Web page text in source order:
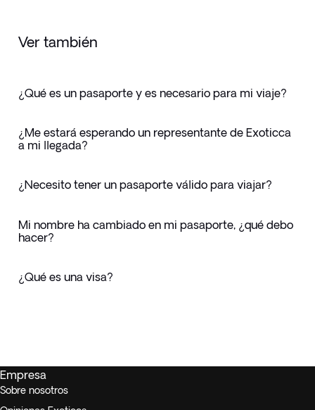
Ver también
¿Qué es un pasaporte y es necesario para mi viaje?
¿Me estará esperando un representante de Exoticca
a mi llegada?
¿Necesito tener un pasaporte válido para viajar?
Mi nombre ha cambiado en mi pasaporte, ¿qué debo
hacer?
¿Qué es una visa?